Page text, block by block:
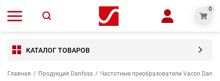
0
КАТАЛОГ ТОВАРОВ
Главная / Продукция Danfoss / Частотные преобразователи Vacon